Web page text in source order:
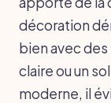
décoration
bien avec
claire ou un
moderne, il